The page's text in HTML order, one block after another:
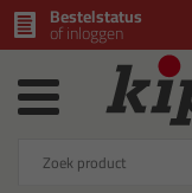
Bestelstatus
of inloggen